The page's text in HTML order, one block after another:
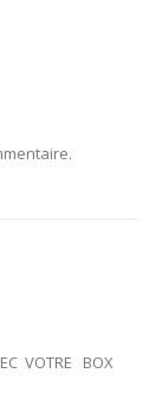
VOTRE BOX